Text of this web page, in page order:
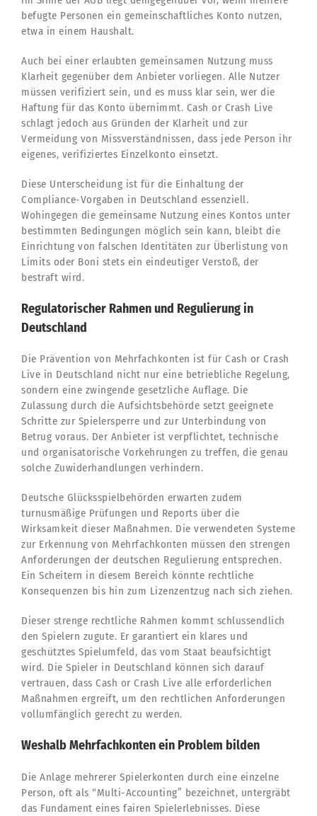
befugte Personen ein gemeinschaftliches Konto nutzen,
etwa in einem Haushalt.
Auch bei einer erlaubten gemeinsamen Nutzung muss
Klarheit gegenüber dem Anbieter vorliegen. Alle Nutzer
müssen verifiziert sein, und es muss klar sein, wer die
Haftung für das Konto übernimmt. Cash or Crash Live
schlagt jedoch aus Gründen der Klarheit und zur
Vermeidung von Missverständnissen, dass jede Person ihr
eigenes, verifiziertes Einzelkonto einsetzt.
Diese Unterscheidung ist für die Einhaltung der
Compliance-Vorgaben in Deutschland essenziell.
Wohingegen die gemeinsame Nutzung eines Kontos unter
bestimmten Bedingungen möglich sein kann, bleibt die
Einrichtung von falschen Identitäten zur Überlistung von
Limits oder Boni stets ein eindeutiger Verstoß, der
bestraft wird.
Regulatorischer Rahmen und Regulierung in
Deutschland
Die Prävention von Mehrfachkonten ist für Cash or Crash
Live in Deutschland nicht nur eine betriebliche Regelung,
sondern eine zwingende gesetzliche Auflage. Die
Zulassung durch die Aufsichtsbehörde setzt geeignete
Schritte zur Spielersperre und zur Unterbindung von
Betrug voraus. Der Anbieter ist verpflichtet, technische
und organisatorische Vorkehrungen zu treffen, die genau
solche Zuwiderhandlungen verhindern.
Deutsche Glücksspielbehörden erwarten zudem
turnusmäßige Prüfungen und Reports über die
Wirksamkeit dieser Maßnahmen. Die verwendeten Systeme
zur Erkennung von Mehrfachkonten müssen den strengen
Anforderungen der deutschen Regulierung entsprechen.
Ein Scheitern in diesem Bereich könnte rechtliche
Konsequenzen bis hin zum Lizenzentzug nach sich ziehen.
Dieser strenge rechtliche Rahmen kommt schlussendlich
den Spielern zugute. Er garantiert ein klares und
geschütztes Spielumfeld, das vom Staat beaufsichtigt
wird. Die Spieler in Deutschland können sich darauf
vertrauen, dass Cash or Crash Live alle erforderlichen
Maßnahmen ergreift, um den rechtlichen Anforderungen
vollumfänglich gerecht zu werden.
Weshalb Mehrfachkonten ein Problem bilden
Die Anlage mehrerer Spielerkonten durch eine einzelne
Person, oft als “Multi-Accounting” bezeichnet, untergräbt
das Fundament eines fairen Spielerlebnisses. Diese